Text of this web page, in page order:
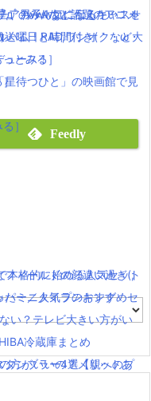
дﾟ )www気になるキャスト
」のみんなに伝えたい！せ
とみる］
ア男子!!など話題のアニメ
送曜日と時間付き(｀・ω・
待つひと」の映画館で見
］
バム！RAD,ワンオクなど大
ース！
］
Feedly
ィールドの顔違い過ぎ(;
い？テレビ大きい方がい
方がいいの？メリットあ
本格的に始める人気セット
ミニタイプのおすすめセ
冷蔵庫まとめ
タンブラー4選【親へのプ
パー／人気ランキング